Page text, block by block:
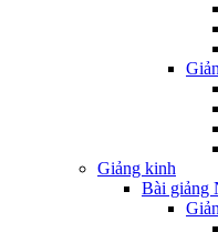
Giảng kinh
Bài giảng